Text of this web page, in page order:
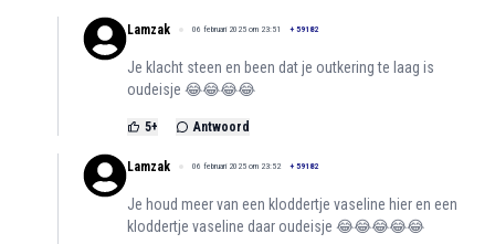
Lamzak 06 februari 2025 om 23:51 + 59182
Je klacht steen en been dat je outkering te laag is
oudeisje 😂😂😂😂
5+ Antwoord
Lamzak 06 februari 2025 om 23:52 + 59182
Je houd meer van een kloddertje vaseline hier en een
kloddertje vaseline daar oudeisje 😂😂😂😂😂